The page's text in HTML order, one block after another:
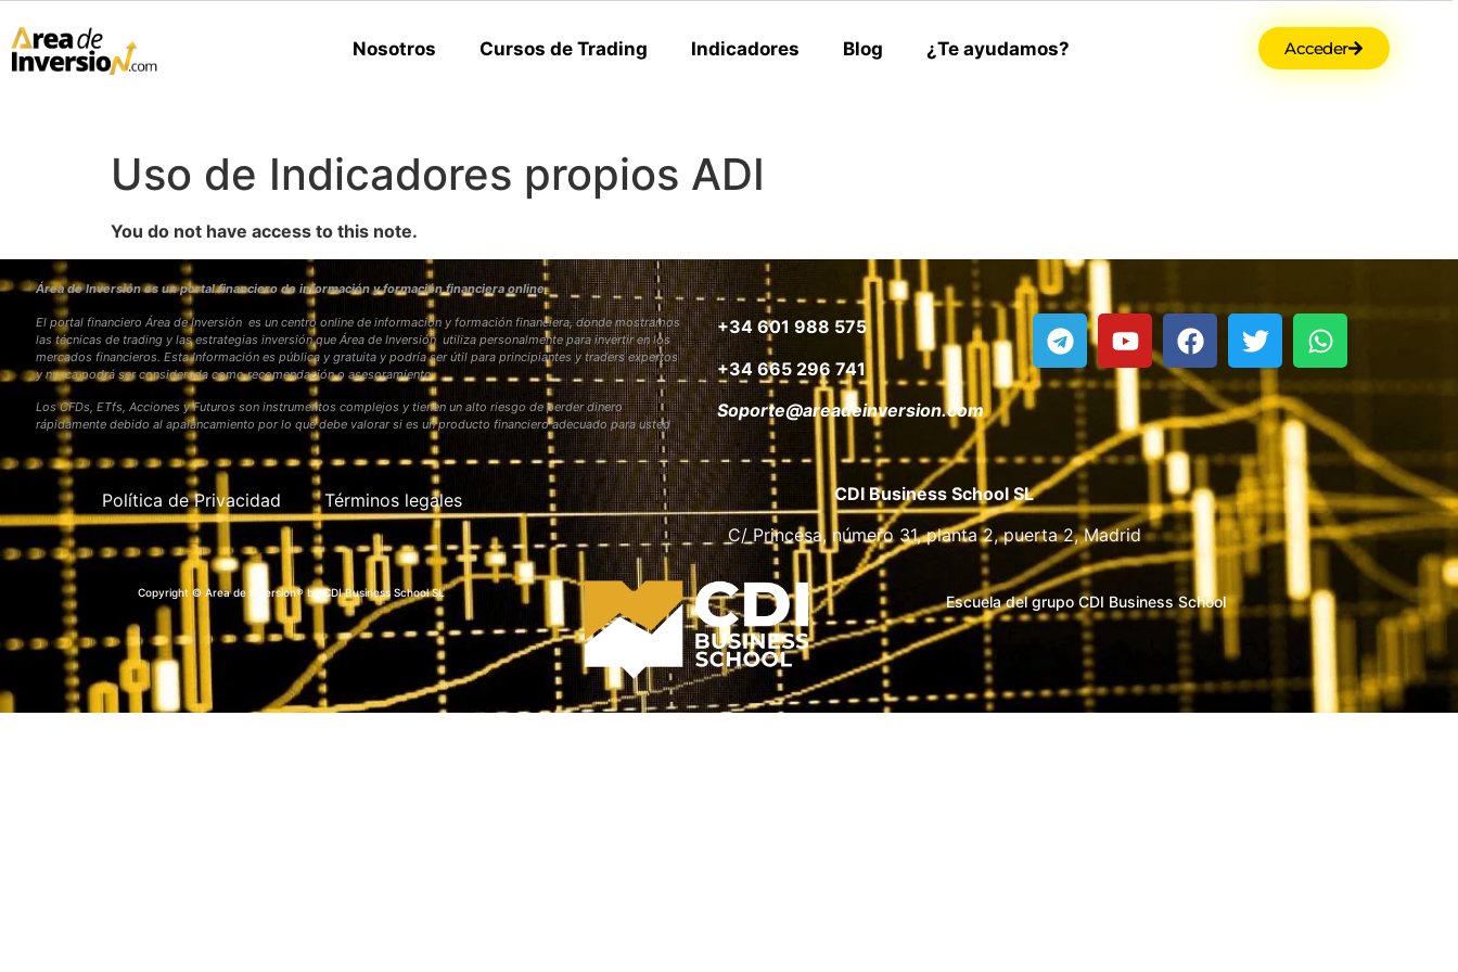
Nosotros Cursos de Trading Indicadores Blog ¿Te ayudamos? Acceder
Uso de Indicadores propios ADI
You do not have access to this note.
Área de Inversión es un portal financiero de información y formación financiera online
El portal financiero Área de Inversión es un centro online de información y formación financiera, donde mostramos
las técnicas de trading y las estrategias inversión que Área de Inversión utiliza personalmente para invertir en los
mercados financieros. Esta Información es pública y gratuita y podría ser útil para principiantes y traders expertos
y nunca podrá ser considerada como recomendación o asesoramiento
Los CFDs, ETfs, Acciones y Futuros son instrumentos complejos y tienen un alto riesgo de perder dinero
rápidamente debido al apalancamiento por lo que debe valorar si es un producto financiero adecuado para usted
+34 601 988 575
+34 665 296 741
Soporte@areadeinversion.com
Política de Privacidad Términos legales
CDI Business School SL
C/ Princesa, número 31, planta 2, puerta 2, Madrid
Copyright © Area de inversion® by CDI Business School SL Escuela del grupo CDI Business School